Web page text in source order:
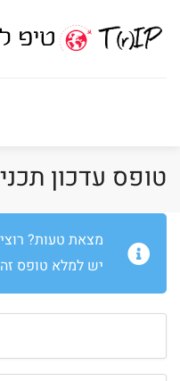
טופס עדכון
מצאת טעות?
יש למלא טופס זה